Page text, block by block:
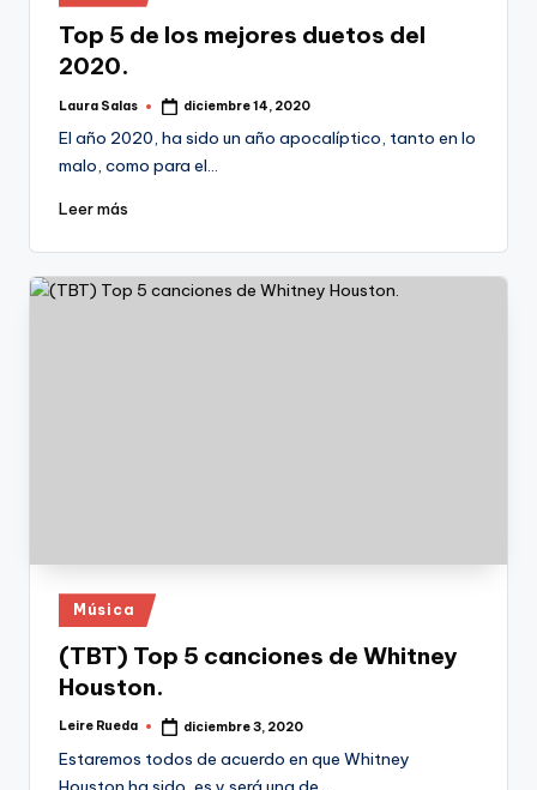
en
Top 5 de los mejores duetos del
2020.
Publicado
Laura Salas diciembre 14, 2020
El año 2020, ha sido un año apocalíptico, tanto en lo
malo, como para el…
Leer más
Publicado
en
Música
(TBT) Top 5 canciones de Whitney
Houston.
Publicado
Leire Rueda diciembre 3, 2020
Estaremos todos de acuerdo en que Whitney